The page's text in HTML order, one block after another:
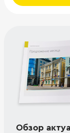
Обзор